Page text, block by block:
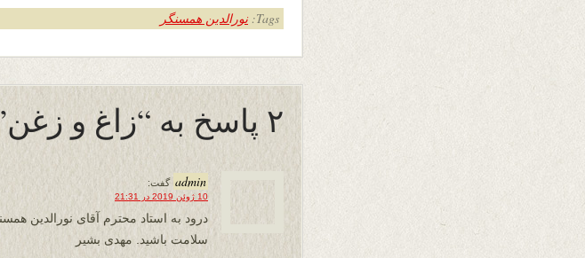
Tags: نورالدین همسنگر
۲ پاسخ به “زاغ و زغن”
admin گفت:
10 ژوئن 2019 در 21:31
درود به استاد محترم آقای نورالدین
سلامت باشید. مهدی بشیر